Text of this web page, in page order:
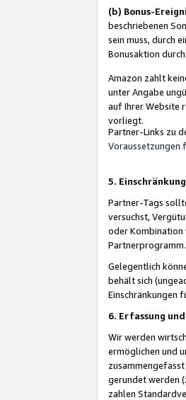
(b) Bonus-
beschriebenen
sein muss, durch
Bonusaktion
Amazon zahlt
unter Angabe
auf Ihrer Website
vorliegt.
Partner-Links zu
Voraussetzungen
5.
Partner-Tags
versuchst,
oder Kombination
Partnerprogramm.
Gelegentlich
behält sich
Einschränkungen
6. Erfassung
Wir werden
ermöglichen und
gerundet werden
zahlen